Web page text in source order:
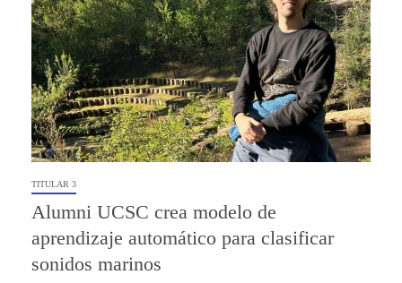
TITULAR 3
Alumni UCSC crea modelo de
aprendizaje automático para clasificar
sonidos marinos